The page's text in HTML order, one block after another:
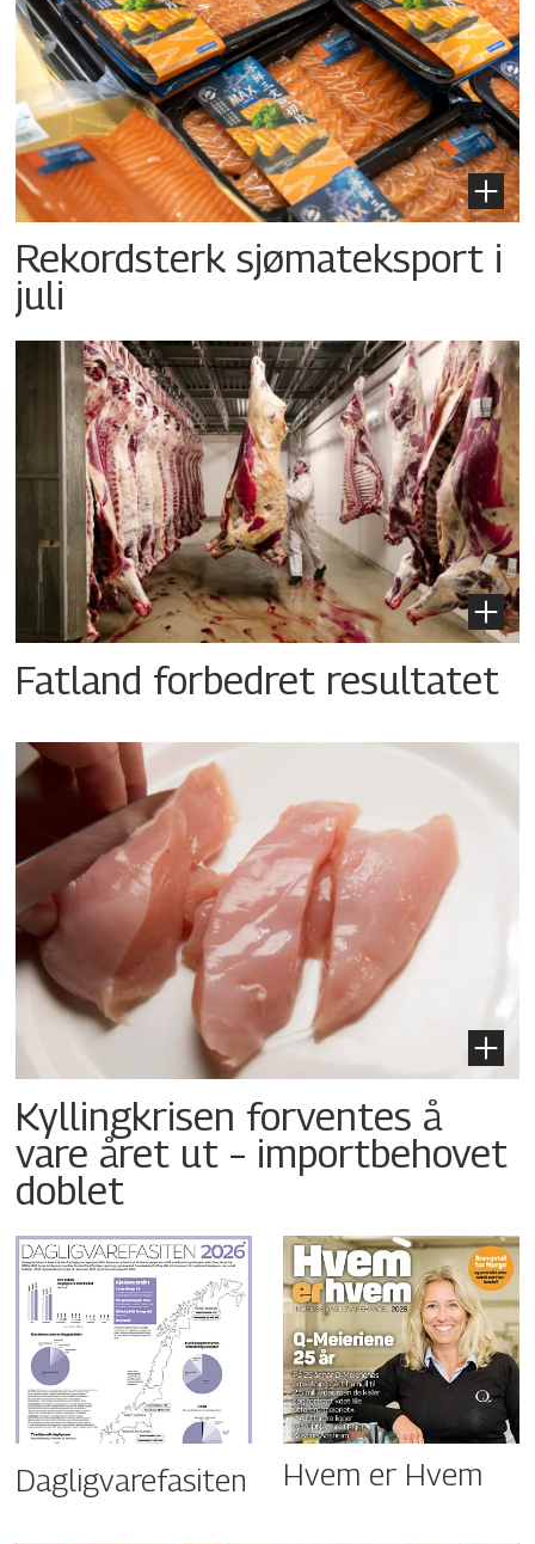
Rekordsterk sjømateksport i
juli
Fatland forbedret resultatet
Kyllingkrisen forventes å
vare året ut – importbehovet
doblet
Dagligvarefasiten Hvem er Hvem